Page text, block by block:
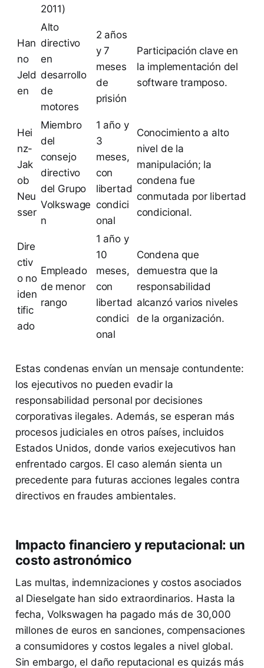
2011)
Han
no
Jeld
en
Alto
directivo
en
desarrollo
de
motores
2 años
y 7
meses
de
prisión
Participación clave en
la implementación del
software tramposo.
Hei
nz-
Jak
ob
Neu
sser
Miembro
del
consejo
directivo
del Grupo
Volkswage
n
1 año y
3
meses,
con
libertad
condici
onal
Conocimiento a alto
nivel de la
manipulación; la
condena fue
conmutada por libertad
condicional.
Dire
ctiv
o no
iden
tific
ado
Empleado
de menor
rango
1 año y
10
meses,
con
libertad
condici
onal
Condena que
demuestra que la
responsabilidad
alcanzó varios niveles
de la organización.
Estas condenas envían un mensaje contundente:
los ejecutivos no pueden evadir la
responsabilidad personal por decisiones
corporativas ilegales. Además, se esperan más
procesos judiciales en otros países, incluidos
Estados Unidos, donde varios exejecutivos han
enfrentado cargos. El caso alemán sienta un
precedente para futuras acciones legales contra
directivos en fraudes ambientales.
Impacto financiero y reputacional: un
costo astronómico
Las multas, indemnizaciones y costos asociados
al Dieselgate han sido extraordinarios. Hasta la
fecha, Volkswagen ha pagado más de 30,000
millones de euros en sanciones, compensaciones
a consumidores y costos legales a nivel global.
Sin embargo, el daño reputacional es quizás más